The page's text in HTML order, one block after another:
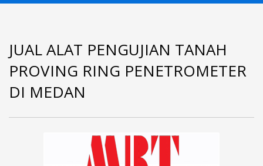
JUAL ALAT PENGUJIAN TANAH
PROVING RING PENETROMETER
DI MEDAN